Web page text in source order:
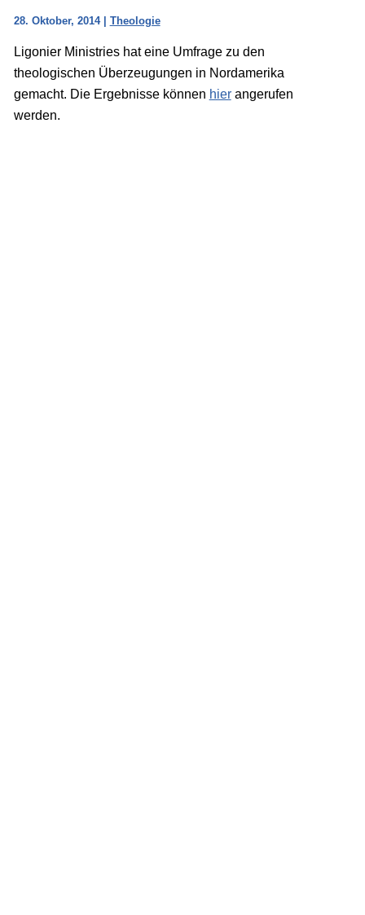
28. Oktober, 2014 Theologie
Ligonier Ministries hat eine Umfrage zu den
theologischen Überzeugungen in Nordamerika
gemacht. Die Ergebnisse können hierangerufen
werden.